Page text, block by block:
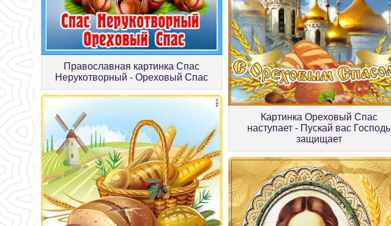
Православная картинка Спас
Нерукотворный - Ореховый Спас
Картинка Ореховый Спас
наступает - Пускай вас Господь
защищает